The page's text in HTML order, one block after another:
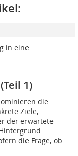
in eine
1)
die
Ziele,
der erwartete
die Frage, ob